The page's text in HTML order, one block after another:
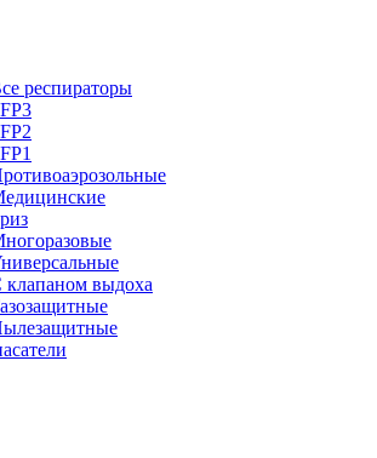
респираторы
клапаном выдоха